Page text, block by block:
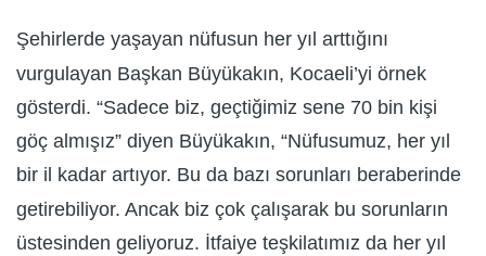
Şehirlerde yaşayan nüfusun her yıl arttığını
vurgulayan Başkan Büyükakın, Kocaeli’yi örnek
gösterdi. “Sadece biz, geçtiğimiz sene 70 bin kişi
göç almışız” diyen Büyükakın, “Nüfusumuz, her yıl
bir il kadar artıyor. Bu da bazı sorunları beraberinde
getirebiliyor. Ancak biz çok çalışarak bu sorunların
üstesinden geliyoruz. İtfaiye teşkilatımız da her yıl